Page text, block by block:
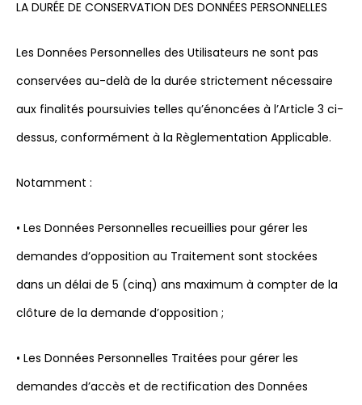
LA DURÉE DE CONSERVATION DES DONNÉES PERSONNELLES
Les Données Personnelles des Utilisateurs ne sont pas
conservées au-delà de la durée strictement nécessaire
aux finalités poursuivies telles qu’énoncées à l’Article 3 ci-
dessus, conformément à la Règlementation Applicable.
Notamment :
• Les Données Personnelles recueillies pour gérer les
demandes d’opposition au Traitement sont stockées
dans un délai de 5 (cinq) ans maximum à compter de la
clôture de la demande d’opposition ;
• Les Données Personnelles Traitées pour gérer les
demandes d’accès et de rectification des Données